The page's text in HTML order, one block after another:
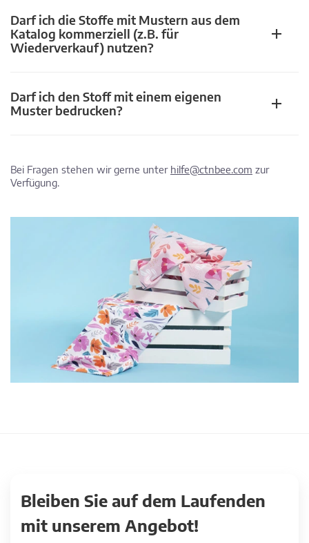
Darf ich die Stoffe mit Mustern aus dem
Katalog kommerziell (z.B. für
Wiederverkauf) nutzen?
Darf ich den Stoff mit einem eigenen
Muster bedrucken?
Bei Fragen stehen wir gerne unter hilfe@ctnbee.com zur
Verfügung.
Bleiben Sie auf dem Laufenden
mit unserem Angebot!